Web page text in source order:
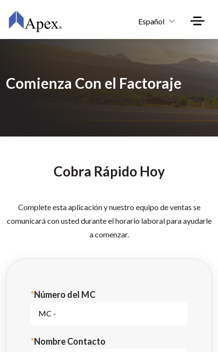
Español
Comienza Con el Factoraje
Cobra Rápido Hoy
Complete esta aplicación y nuestro equipo de ventas se
comunicará con usted durante el horario laboral para ayudarle
a comenzar.
*Número del MC
*Nombre Contacto